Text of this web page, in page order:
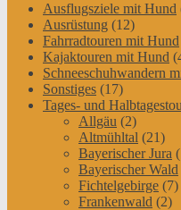
Ausflugsziele mit Hund
Ausrüstung (12)
Fahrradtouren mit Hund
Kajaktouren mit Hund
Schneeschuhwandern
Sonstiges (17)
Tages- und
Allgäu (2)
Altmühltal (21)
Bayerischer Jura
Bayerischer Wald
Fichtelgebirge (7)
Frankenwald (2)